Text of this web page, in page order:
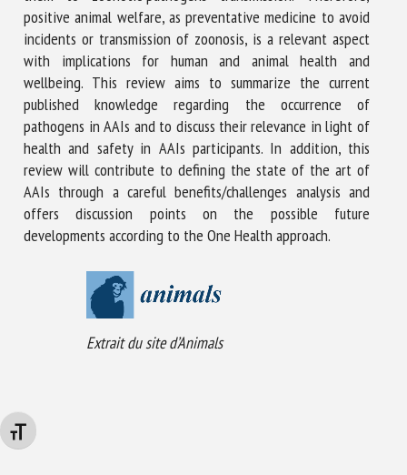
Changer la taille de la police
positive animal welfare, as preventative medicine to avoid
incidents or transmission of zoonosis, is a relevant aspect
with implications for human and animal health and
wellbeing. This review aims to summarize the current
published knowledge regarding the occurrence of
pathogens in AAIs and to discuss their relevance in light of
health and safety in AAIs participants. In addition, this
review will contribute to defining the state of the art of
AAIs through a careful benefits/challenges analysis and
offers discussion points on the possible future
developments according to the One Health approach.
Extrait du site d’Animals